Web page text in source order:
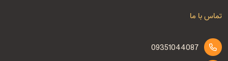
تماس با ما
09351044087